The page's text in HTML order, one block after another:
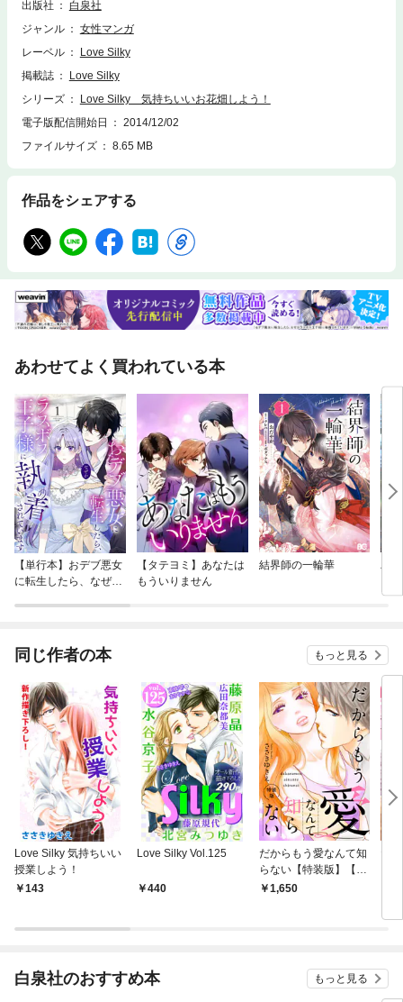
出版社
白泉社
ジャンル
女性マンガ
レーベル
Love Silky
掲載誌
Love Silky
シリーズ
Love Silky 気持ちいいお花畑しよう！
電子版配信開始日
2014/12/02
ファイルサイズ
8.65 MB
作品をシェアする
あわせてよく買われている本
【単行本】おデブ悪女
に転生したら、なぜか
【タテヨミ】あなたは
もういりません
結界師の一輪華
バ
今
同じ作者の本 もっと見る
Love Silky 気持ちいい
授業しよう！
143
Love Silky Vol.125
440
だからもう愛なんて知
らない【特装版】【特
典ペーパー付】（１）
1,650
だ
白泉社のおすすめ本 もっと見る